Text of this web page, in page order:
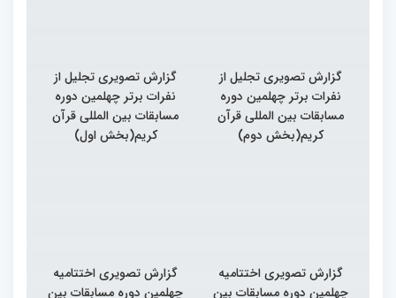
گزارش تصویری تجلیل از
نفرات برتر چهلمین دوره
مسابقات بین المللی قرآن
کریم(بخش دوم)
گزارش تصویری تجلیل از
نفرات برتر چهلمین دوره
مسابقات بین المللی قرآن
کریم(بخش اول)
گزارش تصویری اختتامیه
چهلمین دوره مسابقات بین
گزارش تصویری اختتامیه
چهلمین دوره مسابقات بین